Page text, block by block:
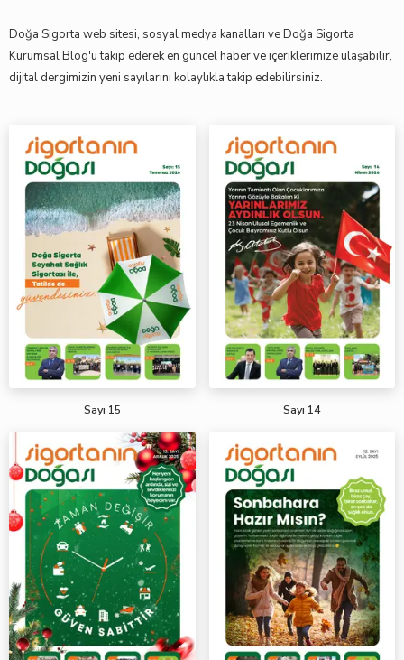
Doğa Sigorta web sitesi, sosyal medya kanalları ve Doğa Sigorta
Kurumsal Blog'u takip ederek en güncel haber ve içeriklerimize ulaşabilir,
dijital dergimizin yeni sayılarını kolaylıkla takip edebilirsiniz.
Sayı 15 Sayı 14